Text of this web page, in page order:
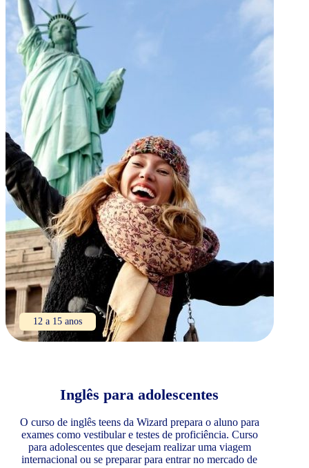
12 a 15 anos
Inglês para adolescentes
O curso de inglês teens da Wizard prepara o aluno para
exames como vestibular e testes de proficiência. Curso
para adolescentes que desejam realizar uma viagem
internacional ou se preparar para entrar no mercado de